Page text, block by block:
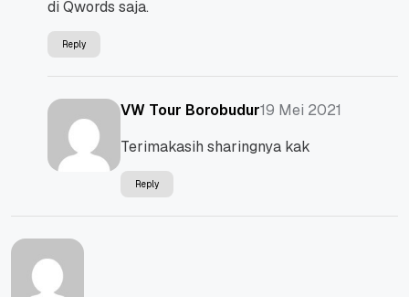
di Qwords saja.
Reply
VW Tour Borobudur19 Mei 2021
Terimakasih sharingnya kak
Reply